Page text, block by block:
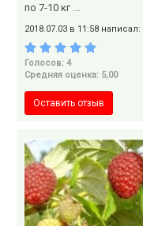
по 7-10 кг ...
2018.07.03 в 11:58 написал:
Голосов: 4
Средняя оценка: 5,00
Оставить отзыв